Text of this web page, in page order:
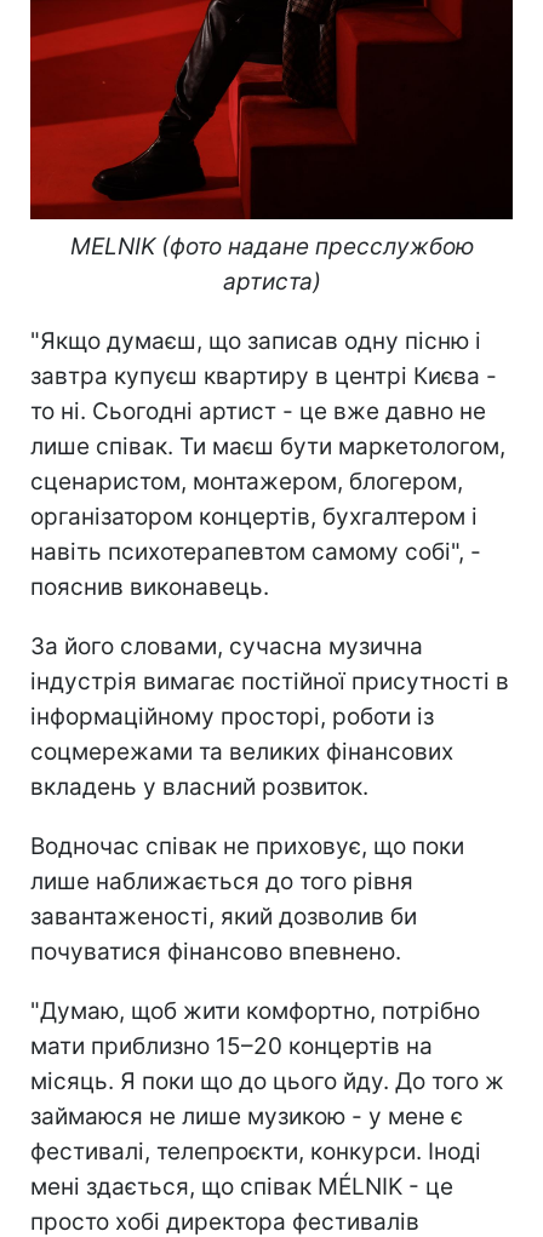
MELNIK (фото надане пресслужбою
артиста)
"Якщо думаєш, що записав одну пісню і
завтра купуєш квартиру в центрі Києва -
то ні. Сьогодні артист - це вже давно не
лише співак. Ти маєш бути маркетологом,
сценаристом, монтажером, блогером,
організатором концертів, бухгалтером і
навіть психотерапевтом самому собі", -
пояснив виконавець.
За його словами, сучасна музична
індустрія вимагає постійної присутності в
інформаційному просторі, роботи із
соцмережами та великих фінансових
вкладень у власний розвиток.
Водночас співак не приховує, що поки
лише наближається до того рівня
завантаженості, який дозволив би
почуватися фінансово впевнено.
"Думаю, щоб жити комфортно, потрібно
мати приблизно 15–20 концертів на
місяць. Я поки що до цього йду. До того ж
займаюся не лише музикою - у мене є
фестивалі, телепроєкти, конкурси. Іноді
мені здається, що співак MÉLNIK - це
просто хобі директора фестивалів